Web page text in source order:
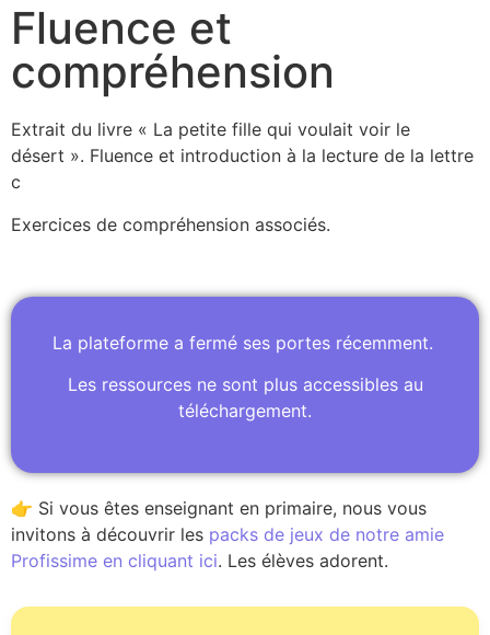
Fluence et
compréhension
Extrait du livre « La petite fille qui voulait voir le
désert ». Fluence et introduction à la lecture de la lettre
c
Exercices de compréhension associés.
La plateforme a fermé ses portes récemment.
Les ressources ne sont plus accessibles au
téléchargement.
👉 Si vous êtes enseignant en primaire, nous vous
invitons à découvrir les packs de jeux de notre amie
Profissime en cliquant ici. Les élèves adorent.